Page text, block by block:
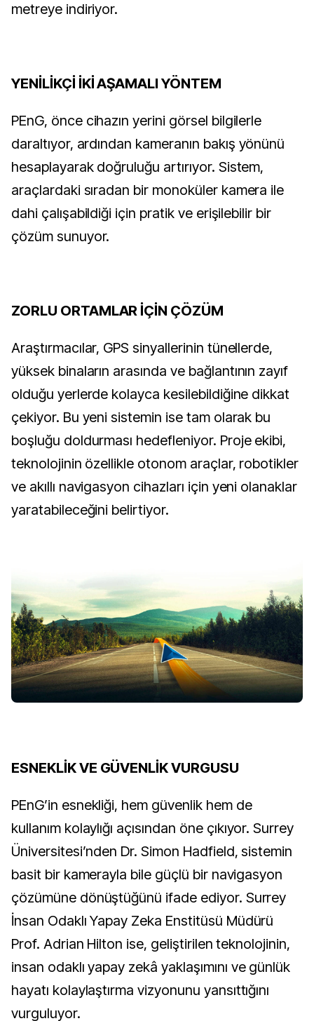
metreye indiriyor.
YENİLİKÇİ İKİ AŞAMALI YÖNTEM
PEnG, önce cihazın yerini görsel bilgilerle
daraltıyor, ardından kameranın bakış yönünü
hesaplayarak doğruluğu artırıyor. Sistem,
araçlardaki sıradan bir monoküler kamera ile
dahi çalışabildiği için pratik ve erişilebilir bir
çözüm sunuyor.
ZORLU ORTAMLAR İÇİN ÇÖZÜM
Araştırmacılar, GPS sinyallerinin tünellerde,
yüksek binaların arasında ve bağlantının zayıf
olduğu yerlerde kolayca kesilebildiğine dikkat
çekiyor. Bu yeni sistemin ise tam olarak bu
boşluğu doldurması hedefleniyor. Proje ekibi,
teknolojinin özellikle otonom araçlar, robotikler
ve akıllı navigasyon cihazları için yeni olanaklar
yaratabileceğini belirtiyor.
ESNEKLİK VE GÜVENLİK VURGUSU
PEnG’in esnekliği, hem güvenlik hem de
kullanım kolaylığı açısından öne çıkıyor. Surrey
Üniversitesi’nden Dr. Simon Hadfield, sistemin
basit bir kamerayla bile güçlü bir navigasyon
çözümüne dönüştüğünü ifade ediyor. Surrey
İnsan Odaklı Yapay Zeka Enstitüsü Müdürü
Prof. Adrian Hilton ise, geliştirilen teknolojinin,
insan odaklı yapay zekâ yaklaşımını ve günlük
hayatı kolaylaştırma vizyonunu yansıttığını
vurguluyor.